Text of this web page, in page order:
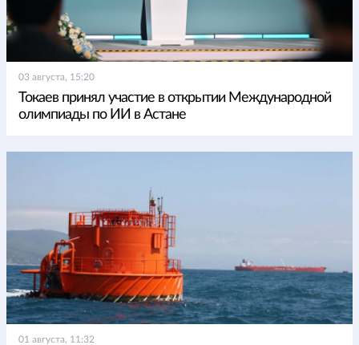
03 августа, 15:20
Токаев принял участие в открытии Международной
олимпиады по ИИ в Астане
01 августа, 11:32